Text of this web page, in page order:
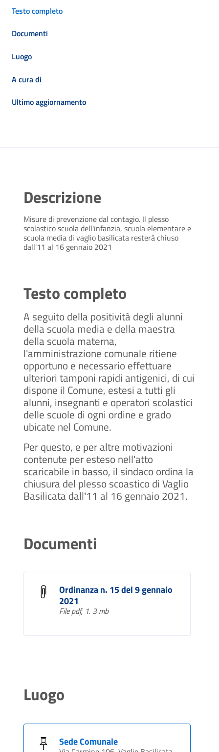
Testo completo
Documenti
Luogo
A cura di
Ultimo aggiornamento
Descrizione
Misure di prevenzione dal contagio. Il plesso
scolastico scuola dell'infanzia, scuola elementare e
scuola media di vaglio basilicata resterà chiuso
dall'11 al 16 gennaio 2021
Testo completo
A seguito della positività degli alunni
della scuola media e della maestra
della scuola materna,
l'amministrazione comunale ritiene
opportuno e necessario effettuare
ulteriori tamponi rapidi antigenici, di cui
dispone il Comune, estesi a tutti gli
alunni, insegnanti e operatori scolastici
delle scuole di ogni ordine e grado
ubicate nel Comune.
Per questo, e per altre motivazioni
contenute per esteso nell'atto
scaricabile in basso, il sindaco ordina la
chiusura del plesso scoastico di Vaglio
Basilicata dall'11 al 16 gennaio 2021.
Documenti
Ordinanza n. 15 del 9 gennaio
2021
File pdf, 1. 3 mb
Luogo
Sede Comunale